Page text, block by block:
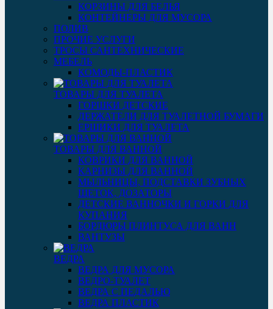
КОРЗИНЫ ДЛЯ БЕЛЬЯ
КОНТЕЙНЕРЫ ДЛЯ МУСОРА
ПОЛИВ
ПРОЧИЕ УСЛУГИ
ТРОСЫ САНТЕХНИЧЕСКИЕ
МЕБЕЛЬ
КОМОДЫ-ПЛАСТИК
ТОВАРЫ ДЛЯ ТУАЛЕТА
ГОРШКИ ДЕТСКИЕ
ДЕРЖАТЕЛИ ДЛЯ ТУАЛЕТНОЙ БУМАГИ
ЕРШИКИ ДЛЯ ТУАЛЕТА
ТОВАРЫ ДЛЯ ВАННОЙ
КОВРИКИ ДЛЯ ВАННОЙ
КАРНИЗЫ ДЛЯ ВАННОЙ
МЫЛЬНИЦЫ, ПОДСТАВКИ ЗУБНЫХ
ЩЕТОК, ДОЗАТОРЫ
ДЕТСКИЕ ВАННОЧКИ И ГОРКИ ДЛЯ
КУПАНИЯ
БОРДЮРЫ ПЛИНТУСА ДЛЯ ВАНН
ВАНТУЗЫ
ВЕДРА
ВЕДРА ДЛЯ МУСОРА
ВЕДРО-ТУАЛЕТ
ВЕДРА С ПЕДАЛЬЮ
ВЕДРА ПЛАСТИК